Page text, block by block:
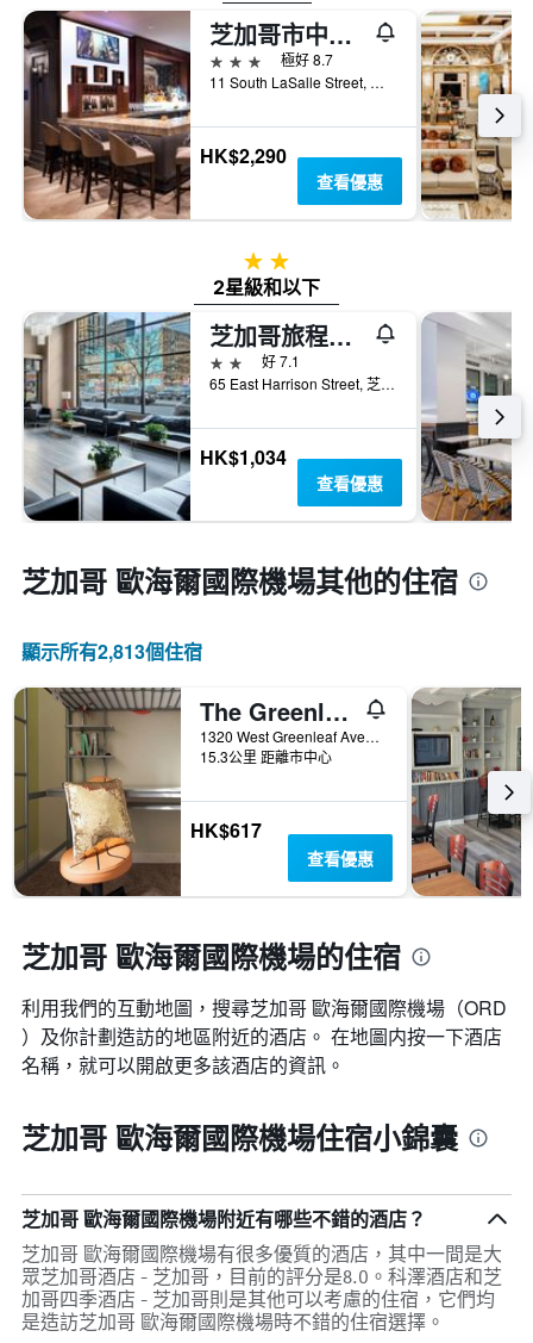
芝加哥市中心/循環原住客棧
3星級
極好 8.7
11 South LaSalle Street, 芝加哥, IL, 美國
HK$2,290
查看優惠
2星級
2星級和以下
芝加哥旅程住宿酒店
2星級
好 7.1
65 East Harrison Street, 芝加哥, IL, 美國
HK$1,034
查看優惠
芝加哥 歐海爾國際機場​其他的住宿
顯示所有2,813​個住宿
The Greenleaf House
1320 West Greenleaf Avenue, 芝加哥, IL, 美國
15.3公里 距離市中心
HK$617
查看優惠
芝加哥 歐海爾國際機場的住宿
利用我們的互動地圖，搜尋芝加哥 歐海爾國際機場​（ORD​
）及你計劃造訪的地區附近的酒店。 在地圖内按一下酒店
名稱，就可以開啟更多該酒店的資訊。
芝加哥 歐海爾國際機場住宿小錦囊
芝加哥 歐海爾國際機場附近有哪些不錯的酒店？
芝加哥 歐海爾國際機場有很多優質的酒店，其中一間是大
眾芝加哥酒店 - 芝加哥，目前的評分是8.0。科澤酒店和芝
加哥四季酒店 - 芝加哥則是其他可以考慮的住宿，它們均
是造訪芝加哥 歐海爾國際機場時不錯的住宿選擇。